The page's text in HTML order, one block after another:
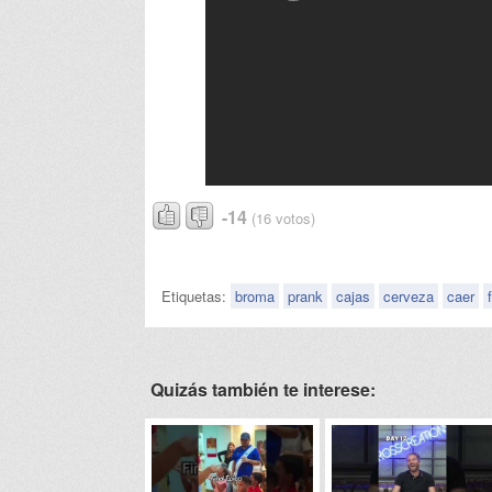
-14 (16 votos)
Etiquetas: broma prank cajas cerveza caer
Quizás también te interese: